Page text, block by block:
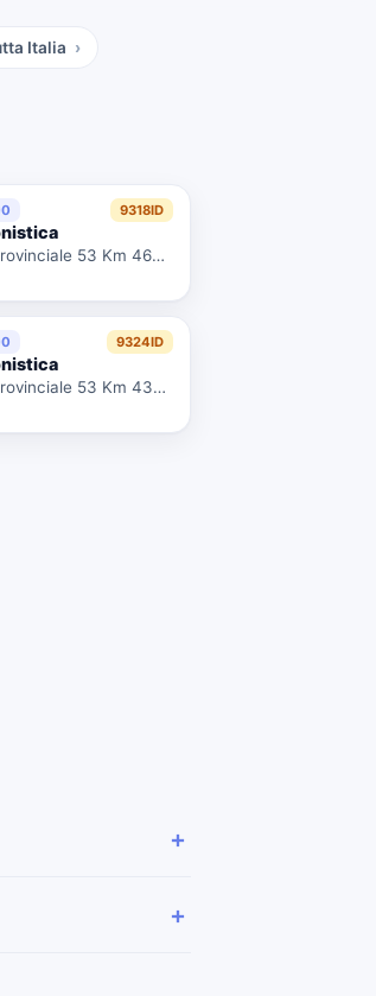
Italia
9318ID
Strada Provinciale 53 Km 46+960 Dx
9324ID
Strada Provinciale 53 Km 43+855 Dx